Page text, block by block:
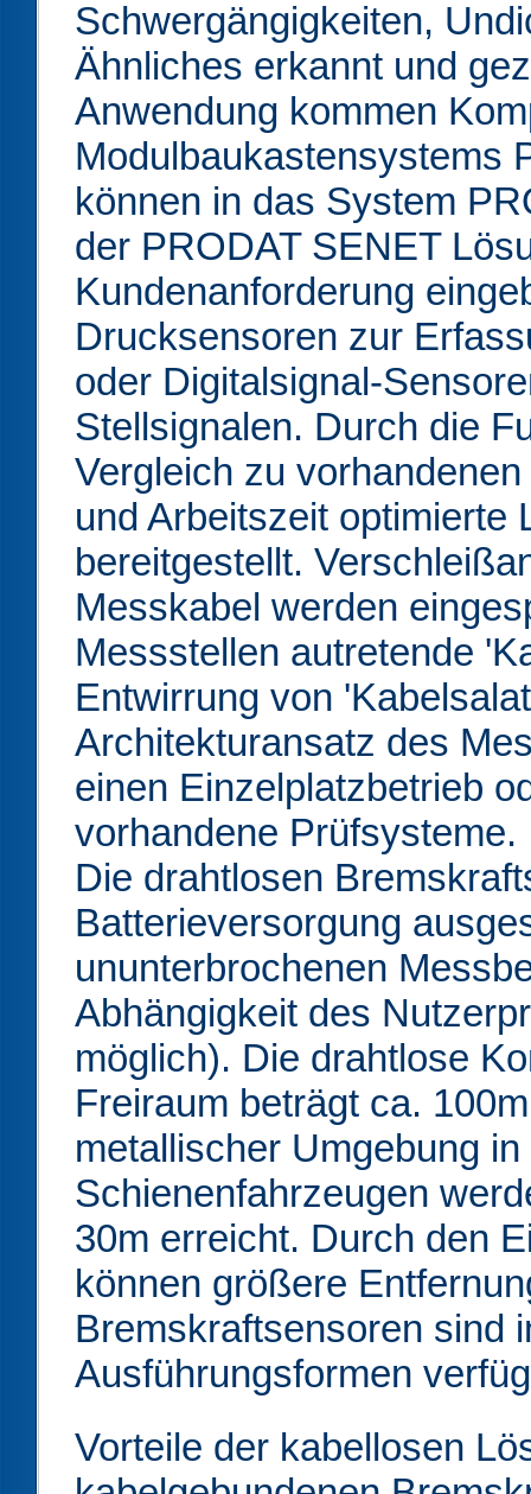
Schwergängigkeiten,
Ähnliches erkannt und
Anwendung kommen
Modulbaukastensystems
können in das System
der PRODAT SENET
Kundenanforderung
Drucksensoren zur
oder Digitalsignal-
Stellsignalen. Durch die
Vergleich zu
und Arbeitszeit optimierte
bereitgestellt.
Messkabel werden
Messstellen autretende
Entwirrung von
Architekturansatz des
einen Einzelplatzbetrieb
vorhandene Prüfsysteme.
Die drahtlosen
Batterieversorgung
ununterbrochenen
Abhängigkeit des
möglich). Die drahtlose
Freiraum beträgt ca.
metallischer Umgebung
Schienenfahrzeugen
30m erreicht. Durch den
können größere
Bremskraftsensoren sind
Ausführungsformen
Vorteile der kabellosen